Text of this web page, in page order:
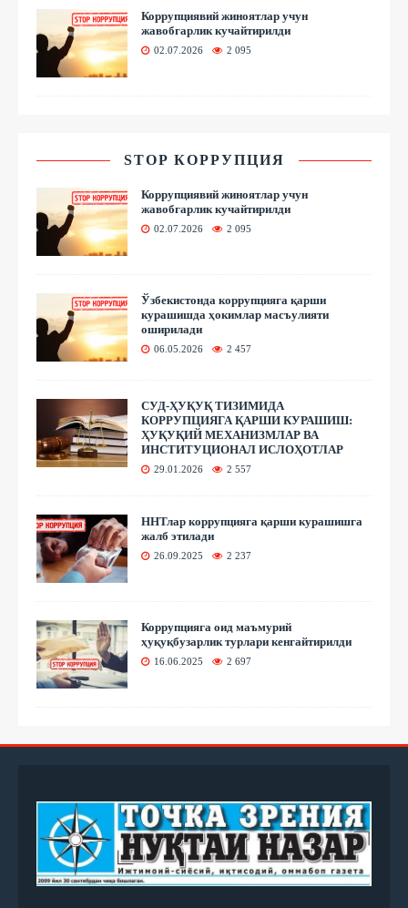
Коррупциявий жиноятлар учун
жавобгарлик кучайтирилди
02.07.2026 2 095
STOP КОРРУПЦИЯ
Коррупциявий жиноятлар учун
жавобгарлик кучайтирилди
02.07.2026 2 095
Ўзбекистонда коррупцияга қарши
курашишда ҳокимлар масъулияти
оширилади
06.05.2026 2 457
СУД-ҲУҚУҚ ТИЗИМИДА
КОРРУПЦИЯГА ҚАРШИ КУРАШИШ:
ҲУҚУҚИЙ МЕХАНИЗМЛАР ВА
ИНСТИТУЦИОНАЛ ИСЛОҲОТЛАР
29.01.2026 2 557
ННТлар коррупцияга қарши курашишга
жалб этилади
26.09.2025 2 237
Коррупцияга оид маъмурий
ҳуқуқбузарлик турлари кенгайтирилди
16.06.2025 2 697